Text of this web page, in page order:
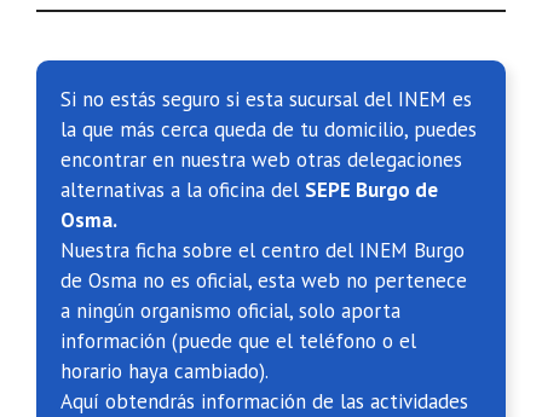
Si no estás seguro si esta sucursal del INEM es
la que más cerca queda de tu domicilio, puedes
encontrar en nuestra web otras delegaciones
alternativas a la oficina del SEPE Burgo de
Osma.
Nuestra ficha sobre el centro del INEM Burgo
de Osma no es oficial, esta web no pertenece
a ningún organismo oficial, solo aporta
información (puede que el teléfono o el
horario haya cambiado).
Aquí obtendrás información de las actividades